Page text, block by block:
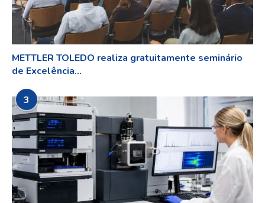
METTLER TOLEDO realiza gratuitamente seminário
de Excelência...
3